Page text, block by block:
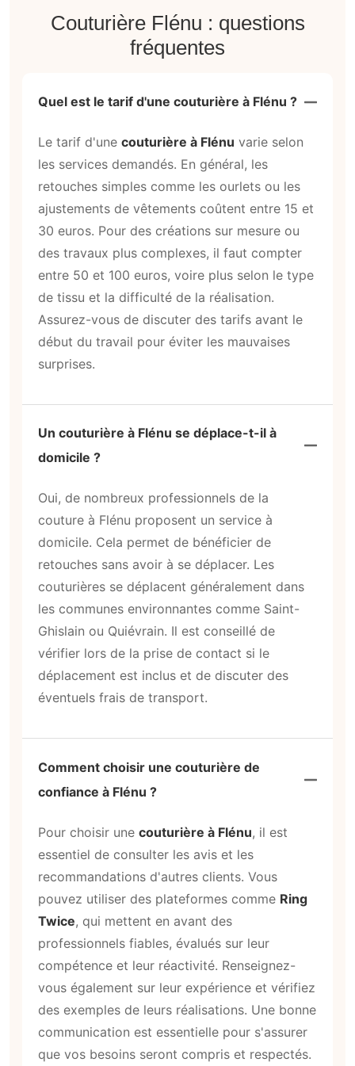
Couturière Flénu : questions
fréquentes
Quel est le tarif d'une couturière à Flénu ?
Le tarif d'une couturière à Flénu varie selon
les services demandés. En général, les
retouches simples comme les ourlets ou les
ajustements de vêtements coûtent entre 15 et
30 euros. Pour des créations sur mesure ou
des travaux plus complexes, il faut compter
entre 50 et 100 euros, voire plus selon le type
de tissu et la difficulté de la réalisation.
Assurez-vous de discuter des tarifs avant le
début du travail pour éviter les mauvaises
surprises.
Un couturière à Flénu se déplace-t-il à
domicile ?
Oui, de nombreux professionnels de la
couture à Flénu proposent un service à
domicile. Cela permet de bénéficier de
retouches sans avoir à se déplacer. Les
couturières se déplacent généralement dans
les communes environnantes comme Saint-
Ghislain ou Quiévrain. Il est conseillé de
vérifier lors de la prise de contact si le
déplacement est inclus et de discuter des
éventuels frais de transport.
Comment choisir une couturière de
confiance à Flénu ?
Pour choisir une couturière à Flénu, il est
essentiel de consulter les avis et les
recommandations d'autres clients. Vous
pouvez utiliser des plateformes comme Ring
Twice, qui mettent en avant des
professionnels fiables, évalués sur leur
compétence et leur réactivité. Renseignez-
vous également sur leur expérience et vérifiez
des exemples de leurs réalisations. Une bonne
communication est essentielle pour s'assurer
que vos besoins seront compris et respectés.